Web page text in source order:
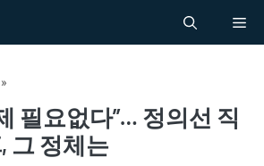
»
필요없다”… 정의선 직
그 정체는